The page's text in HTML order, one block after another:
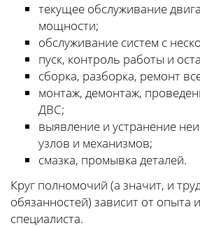
текущее обслуживание
мощности;
обслуживание систем с
пуск, контроль работы и
сборка, разборка, ремонт
монтаж, демонтаж,
ДВС;
выявление и устранение
узлов и механизмов;
смазка, промывка деталей.
Круг полномочий (а значит, и
обязанностей) зависит от опыта
специалиста.